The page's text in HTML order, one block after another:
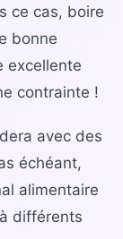
ce cas, boire
bonne
excellente
contrainte !
avec des
échéant,
alimentaire
différents